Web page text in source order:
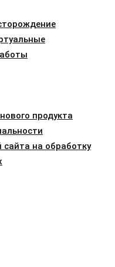
продукта
сайта на обработку